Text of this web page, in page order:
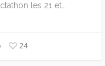
les 21 et…
24